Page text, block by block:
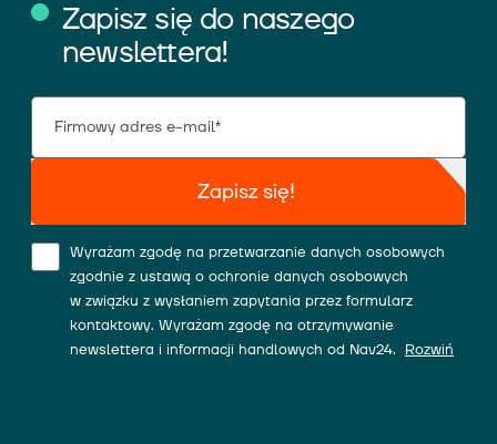
Zapisz się do naszego
newslettera!
Zapisz się!
Wyrażam zgodę na przetwarzanie danych osobowych
zgodnie z ustawą o ochronie danych osobowych
w związku z wysłaniem zapytania przez formularz
kontaktowy. Wyrażam zgodę na otrzymywanie
newslettera i informacji handlowych od Nav24.
Rozwiń